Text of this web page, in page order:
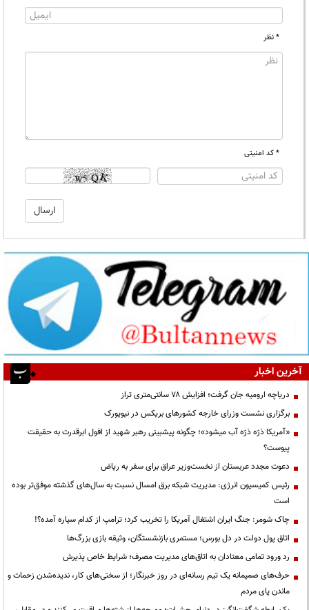
* نظر
* کد امنیتی
آخرین اخبار
دریاچه ارومیه جان گرفت؛ افزایش ۷۸ سانتی‌متری تراز
برگزاری نشست وزرای خارجه کشورهای بریکس در نیویورک
«آمریکا ذرّه ذرّه آب میشود»؛ چگونه پیشبینی رهبر شهید از افول ابرقدرت به حقیقت
پیوست؟
دعوت مجدد عربستان از نخست‌وزیر عراق برای سفر به ریاض
رئیس کمیسیون انرژی: مدیریت شبکه برق امسال نسبت به سال‌های گذشته موفق‌تر بوده
است
چاک شومر: جنگ ایران اشتغال آمریکا را تخریب کرد؛ ترامپ از کدام سیاره آمده؟!
اتاق پول دولت در دل بورس؛ مستمری بازنشستگان، وثیقه بازی بزرگ‌ها
رد ورود تمامی معتادان به اتاق‌های مدیریت مصرف؛ شرایط خاص پذیرش
حرف‌های صمیمانه یک تیم رسانه‌ای در روز خبرنگار؛ از سختی‌های کار، ندیده‌شدن زحمات و
ماندن پای مردم